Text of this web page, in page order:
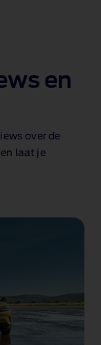
en
over de
laat je